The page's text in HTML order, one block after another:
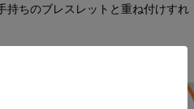
持ちのブレスレットと重ね付けすれ